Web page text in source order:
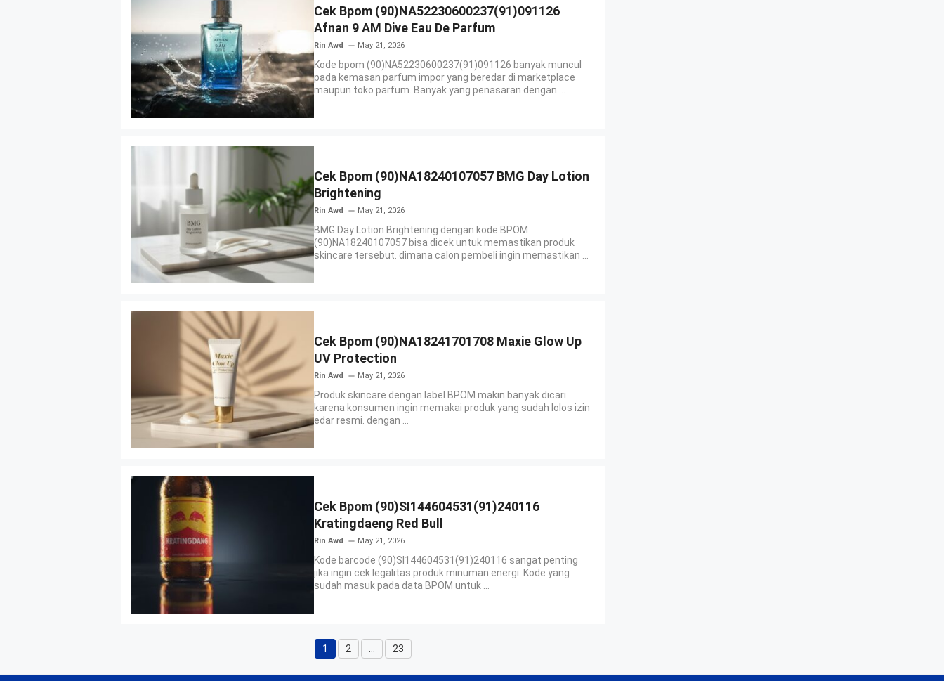
Cek Bpom (90)NA52230600237(91)091126
Afnan 9 AM Dive Eau De Parfum
Rin Awd May 21, 2026
Kode bpom (90)NA52230600237(91)091126 banyak muncul
pada kemasan parfum impor yang beredar di marketplace
maupun toko parfum. Banyak yang penasaran dengan ...
Cek Bpom (90)NA18240107057 BMG Day Lotion
Brightening
Rin Awd May 21, 2026
BMG Day Lotion Brightening dengan kode BPOM
(90)NA18240107057 bisa dicek untuk memastikan produk
skincare tersebut. dimana calon pembeli ingin memastikan ...
Cek Bpom (90)NA18241701708 Maxie Glow Up
UV Protection
Rin Awd May 21, 2026
Produk skincare dengan label BPOM makin banyak dicari
karena konsumen ingin memakai produk yang sudah lolos izin
edar resmi. dengan ...
Cek Bpom (90)SI144604531(91)240116
Kratingdaeng Red Bull
Rin Awd May 21, 2026
Kode barcode (90)SI144604531(91)240116 sangat penting
jika ingin cek legalitas produk minuman energi. Kode yang
sudah masuk pada data BPOM untuk ...
Page
1 Page
2 Page
23